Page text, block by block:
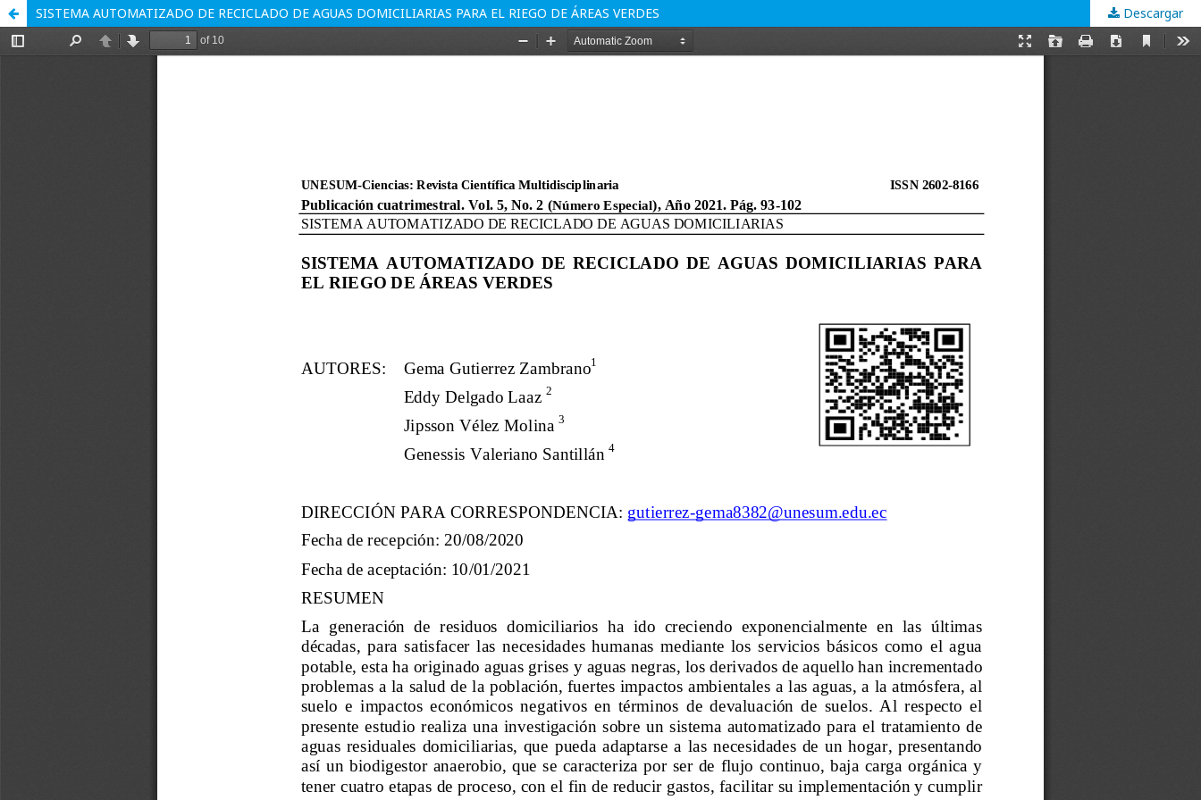
SISTEMA AUTOMATIZADO DE RECICLADO DE AGUAS DOMICILIARIAS PARA EL RIEGO DE ÁREAS VERDES Descargar